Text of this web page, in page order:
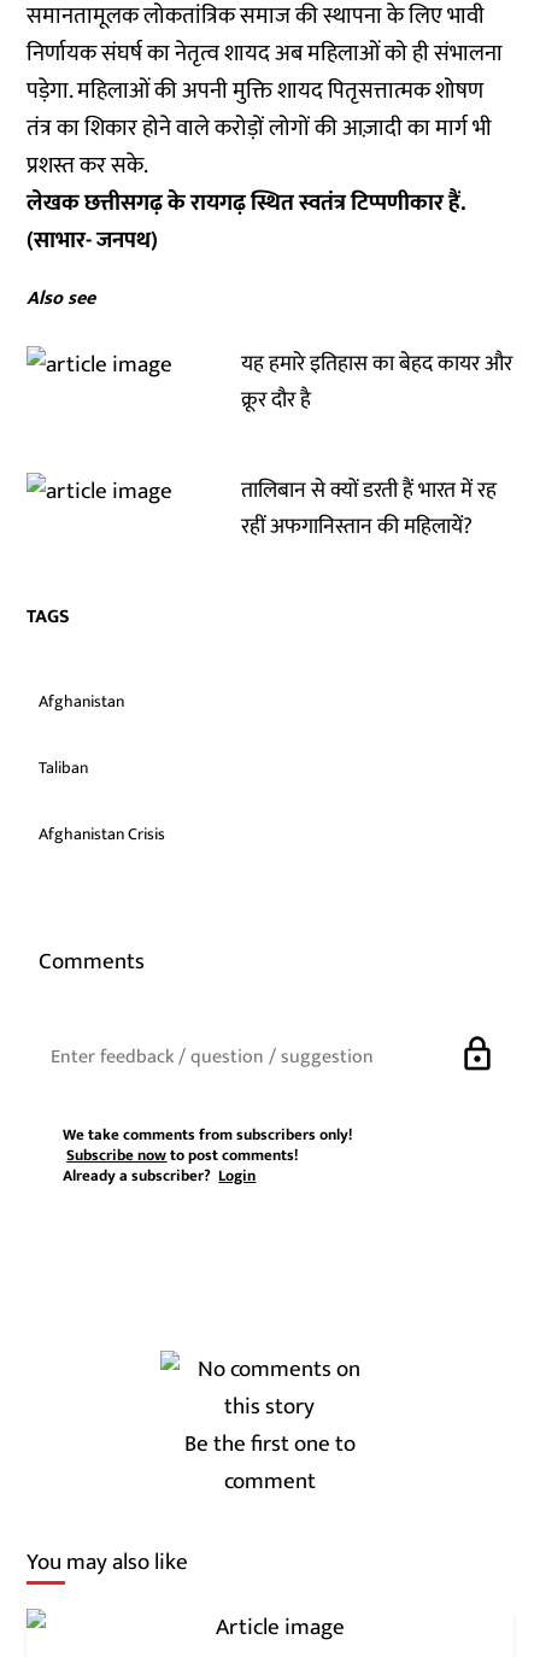
समानतामूलक लोकतांत्रिक समाज की स्थापना के लिए भावी
निर्णायक संघर्ष का नेतृत्व शायद अब महिलाओं को ही संभालना
पड़ेगा. महिलाओं की अपनी मुक्ति शायद पितृसत्तात्मक शोषण
तंत्र का शिकार होने वाले करोड़ों लोगों की आज़ादी का मार्ग भी
प्रशस्त कर सके.
लेखक छत्तीसगढ़ के रायगढ़ स्थित स्वतंत्र टिप्पणीकार हैं.
(साभार- जनपथ)
Also see
यह हमारे इतिहास का बेहद कायर और
क्रूर दौर है
तालिबान से क्यों डरती हैं भारत में रह
रहीं अफगानिस्तान की महिलायें?
TAGS
Afghanistan
Taliban
Afghanistan Crisis
Comments
lock
We take comments from subscribers only!
Subscribe nowto post comments!
Already a subscriber?Login
Be the first one to
comment
You may also like